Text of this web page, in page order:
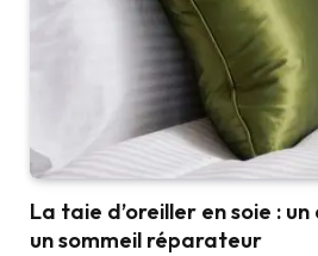
La taie d’oreiller en soie :
un sommeil réparateur